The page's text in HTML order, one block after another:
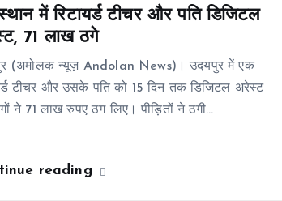
में रिटायर्ड टीचर और पति डिजिटल
71 लाख ठगे
(अमोलक न्यूज़ Andolan News)। उदयपुर में एक
टीचर और उसके पति को 15 दिन तक डिजिटल अरेस्ट
ने 71 लाख रुपए ठग लिए। पीड़ितों ने ठगी…
reading